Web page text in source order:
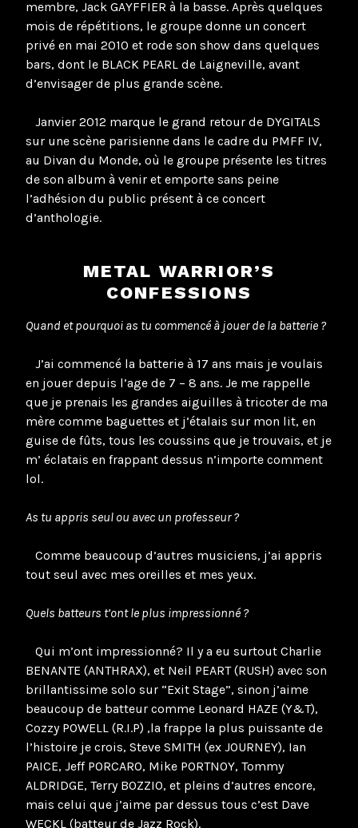
membre, Jack GAYFFIER à la basse. Après quelques
mois de répétitions, le groupe donne un concert
privé en mai 2010 et rode son show dans quelques
bars, dont le BLACK PEARL de Laigneville, avant
d’envisager de plus grande scène.
Janvier 2012 marque le grand retour de DYGITALS
sur une scène parisienne dans le cadre du PMFF IV,
au Divan du Monde, où le groupe présente les titres
de son album à venir et emporte sans peine
l’adhésion du public présent à ce concert
d’anthologie.
METAL WARRIOR’S
CONFESSIONS
Quand et pourquoi as tu commencé à jouer de la batterie ?
J’ai commencé la batterie à 17 ans mais je voulais
en jouer depuis l’age de 7 – 8 ans. Je me rappelle
que je prenais les grandes aiguilles à tricoter de ma
mère comme baguettes et j’étalais sur mon lit, en
guise de fûts, tous les coussins que je trouvais, et je
m’ éclatais en frappant dessus n’importe comment
lol.
As tu appris seul ou avec un professeur ?
Comme beaucoup d’autres musiciens, j’ai appris
tout seul avec mes oreilles et mes yeux.
Quels batteurs t’ont le plus impressionné ?
Qui m’ont impressionné? Il y a eu surtout Charlie
BENANTE (ANTHRAX), et Neil PEART (RUSH) avec son
brillantissime solo sur “Exit Stage”, sinon j’aime
beaucoup de batteur comme Leonard HAZE (Y&T),
Cozzy POWELL (R.I.P) ,la frappe la plus puissante de
l’histoire je crois, Steve SMITH (ex JOURNEY), Ian
PAICE, Jeff PORCARO, Mike PORTNOY, Tommy
ALDRIDGE, Terry BOZZIO, et pleins d’autres encore,
mais celui que j’aime par dessus tous c’est Dave
WECKL (batteur de Jazz Rock).